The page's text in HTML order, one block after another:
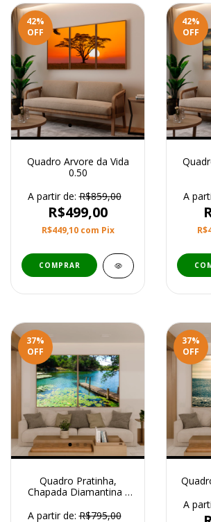
42%
OFF
Quadro Arvore da Vida
0.50
A partir de:R$859,00
R$499,00
R$449,10 com Pix
COMPRAR
42%
OFF
A
37%
OFF
Quadro Pratinha,
Chapada Diamantina -
A partir de:R$795,00
37%
OFF
A